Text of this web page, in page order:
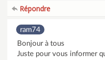
Répondre
ram74
Bonjour à tous
Juste pour vous informer